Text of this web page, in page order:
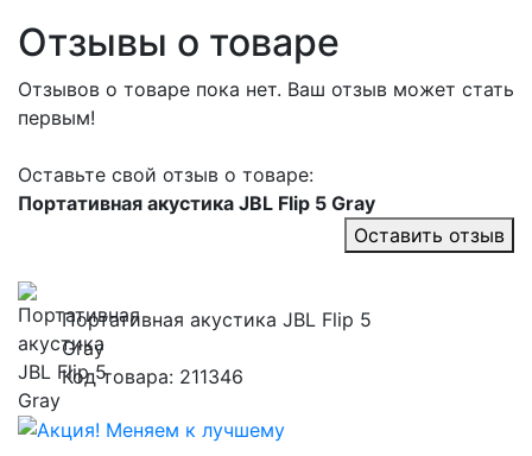
Отзывы о товаре
Отзывов о товаре пока нет. Ваш отзыв может стать
первым!
Оставьте свой отзыв о товаре:
Портативная акустика JBL Flip 5 Gray
Оставить отзыв
Портативная акустика JBL Flip 5
Gray
Код товара: 211346